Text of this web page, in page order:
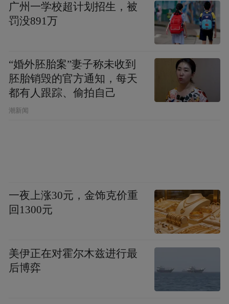
及CLAUDIO球鞋，绅士与少年感碰撞出十足
魅力，精致卓越，率性洒脱的王子异正带着
广州一学校超计划招生，被
罚没891万
“婚外胚胎案”妻子称未收到
胚胎销毁的官方通知，每天
都有人跟踪、偷拍自己
潮新闻
一夜上涨30元，金饰克价重
回1300元
美伊正在对霍尔木兹进行最
后博弈